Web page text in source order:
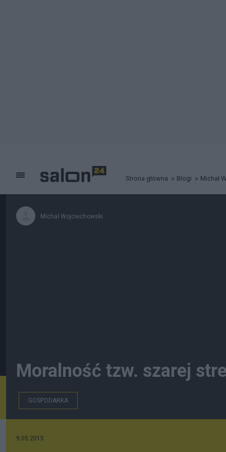
Strona główna Blogi Michał
Michał Wojciechowski
Moralność tzw. szarej
GOSPODARKA
9.05.2015